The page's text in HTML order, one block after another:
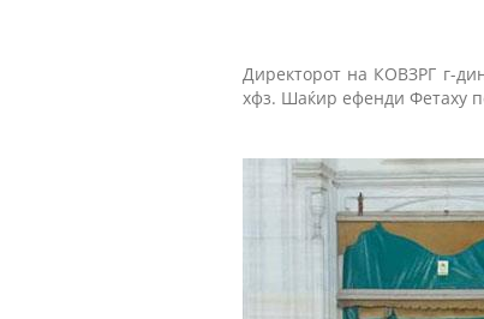
Директорот на КОВЗРГ г-
хфз. Шаќир ефенди Фетаху